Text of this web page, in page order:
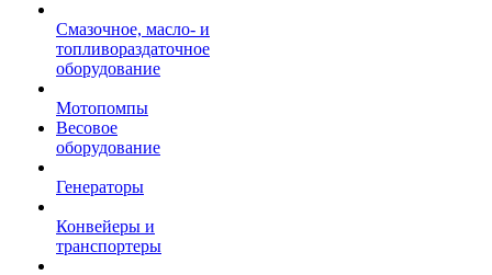
Смазочное, масло- и
топливораздаточное
оборудование
Мотопомпы
Весовое
оборудование
Генераторы
Конвейеры и
транспортеры